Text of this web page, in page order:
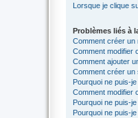
Lorsque je clique
Problèmes liés à
Comment créer un
Comment modifier
Comment ajouter
Comment créer un
Pourquoi ne puis-
Comment modifier
Pourquoi ne puis-
Pourquoi ne puis-